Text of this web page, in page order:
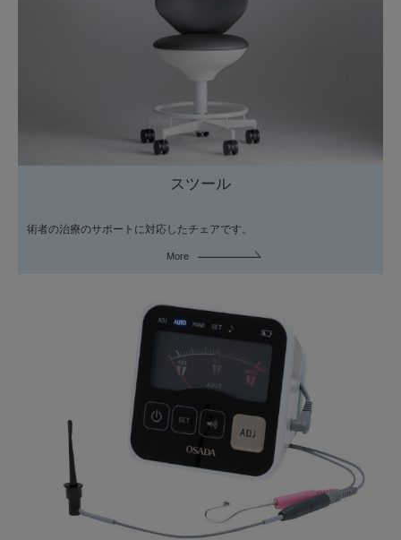
スツール
術者の治療のサポートに対応したチェアです。
More